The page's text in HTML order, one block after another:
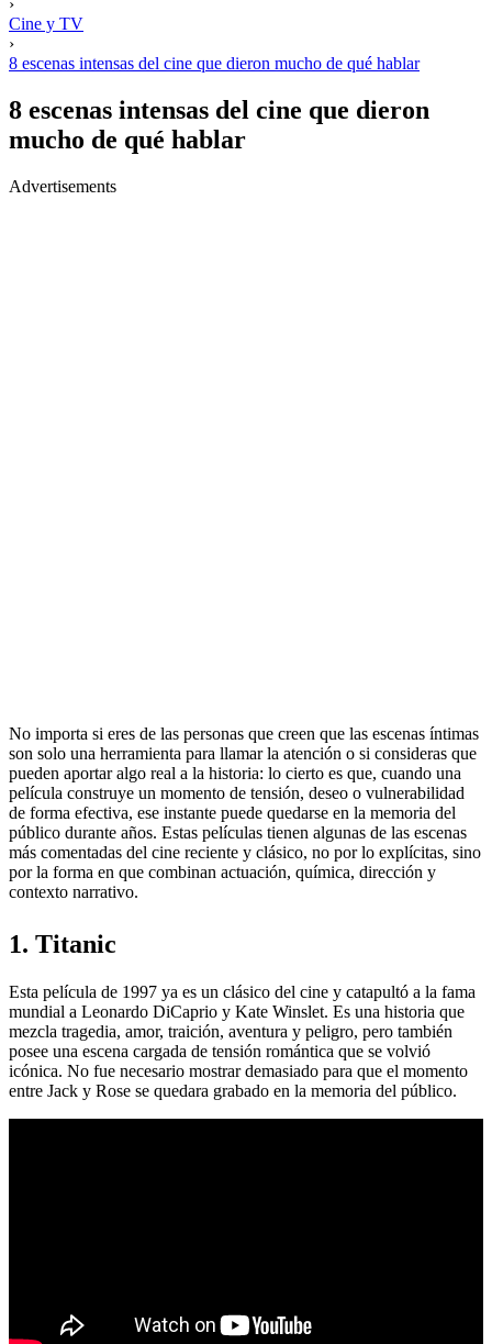
›
Cine y TV
›
8 escenas intensas del cine que dieron mucho de qué hablar
8 escenas intensas del cine que dieron
mucho de qué hablar
Advertisements
No importa si eres de las personas que creen que las escenas íntimas
son solo una herramienta para llamar la atención o si consideras que
pueden aportar algo real a la historia: lo cierto es que, cuando una
película construye un momento de tensión, deseo o vulnerabilidad
de forma efectiva, ese instante puede quedarse en la memoria del
público durante años. Estas películas tienen algunas de las escenas
más comentadas del cine reciente y clásico, no por lo explícitas, sino
por la forma en que combinan actuación, química, dirección y
contexto narrativo.
1. Titanic
Esta película de 1997 ya es un clásico del cine y catapultó a la fama
mundial a Leonardo DiCaprio y Kate Winslet. Es una historia que
mezcla tragedia, amor, traición, aventura y peligro, pero también
posee una escena cargada de tensión romántica que se volvió
icónica. No fue necesario mostrar demasiado para que el momento
entre Jack y Rose se quedara grabado en la memoria del público.